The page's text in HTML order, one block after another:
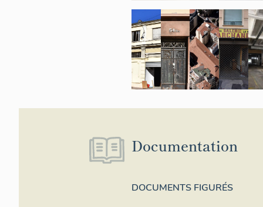
Documentation
DOCUMENTS FIGURÉS